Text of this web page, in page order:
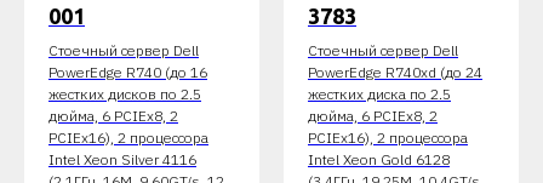
001
Стоечный сервер Dell
PowerEdge R740 (до 16
жестких дисков по 2.5
дюйма, 6 PCIEx8, 2
PCIEx16), 2 процессора
Intel Xeon Silver 4116
3783
Стоечный сервер Dell
PowerEdge R740xd (до 24
жестких диска по 2.5
дюйма, 6 PCIEx8, 2
PCIEx16), 2 процессора
Intel Xeon Gold 6128